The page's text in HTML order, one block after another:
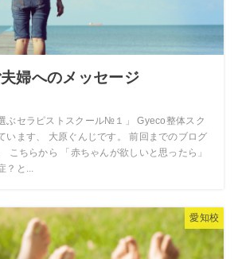
婦へのメッセージ
ぶセラピストスクール№１」 Gyeco整体スク
います、 大原ぐんじです。 前回までのブログ
こちらから 「赤ちゃんが欲しいと思ったら」
？と...
愛知校